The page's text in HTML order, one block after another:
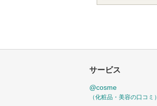
サービス
@cosme
（化粧品・美容の口コミ）